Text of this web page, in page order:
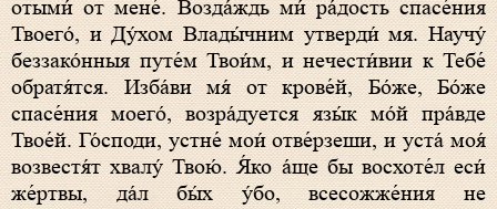
отыми́ от мене́. Возда́ждь ми́ ра́дость спасе́ния
Твоего́, и Ду́хом Влады́чним утверди́ мя. Научу́
беззако́нныя путе́м Твои́м, и нечести́вии к Тебе́
обратя́тся. Изба́ви мя́ от крове́й, Бо́же, Бо́же
спасе́ния моего́, возра́дуется язы́к мо́й пра́вде
Твое́й. Го́споди, устне́ мои́ отве́рзеши, и уста́ моя́
возвестя́т хвалу́ Твою́. Я́ко а́ще бы восхоте́л еси́
же́ртвы, да́л бы́х у́бо, всесожже́ния не